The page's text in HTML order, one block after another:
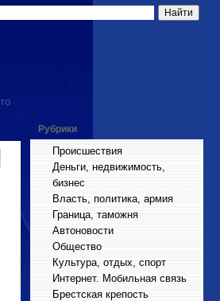
Рубрики
Происшествия
Деньги, недвижимость,
бизнес
Власть, политика, армия
Граница, таможня
Автоновости
Общество
Культура, отдых, спорт
Интернет. Мобильная связь
Брестская крепость